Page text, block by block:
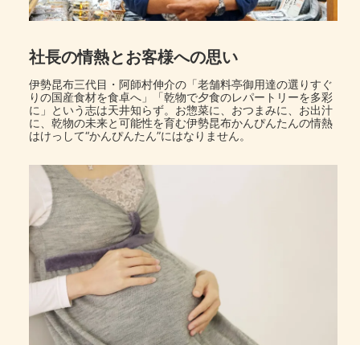
社長の情熱とお客様への思い
伊勢昆布三代目・阿師村伸介の「老舗料亭御用達の選りすぐ
りの国産食材を食卓へ」「乾物で夕食のレパートリーを多彩
に」という志は天井知らず。お惣菜に、おつまみに、お出汁
に、乾物の未来と可能性を育む伊勢昆布かんぴんたんの情熱
はけっして“かんぴんたん”にはなりません。